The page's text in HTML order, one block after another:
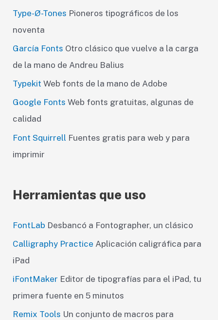
Type-Ø-Tones Pioneros tipográficos de los
noventa
García Fonts Otro clásico que vuelve a la carga
de la mano de Andreu Balius
Typekit Web fonts de la mano de Adobe
Google Fonts Web fonts gratuitas, algunas de
calidad
Font Squirrell Fuentes gratis para web y para
imprimir
Herramientas que uso
FontLab Desbancó a Fontographer, un clásico
Calligraphy Practice Aplicación caligráfica para
iPad
iFontMaker Editor de tipografías para el iPad, tu
primera fuente en 5 minutos
Remix Tools Un conjunto de macros para